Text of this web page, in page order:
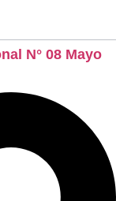
N° 08 Mayo